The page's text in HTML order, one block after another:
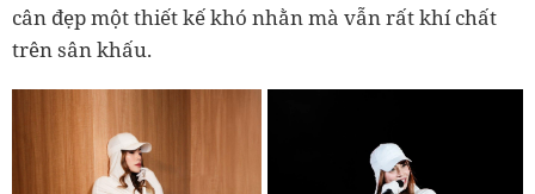
cân đẹp một thiết kế khó nhằn mà vẫn rất khí chất
trên sân khấu.